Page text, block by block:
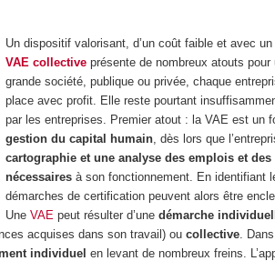
Un dispositif valorisant, d’un coût faible et avec
VAE collective présente de nombreux atouts
grande société, publique ou privée, chaque
place avec profit. Elle reste pourtant
par les entreprises. Premier atout : la VAE est un
gestion du capital humain , dès lors que
cartographie et une analyse des emplois et des
nécessaires à son fonctionnement. En identifiant
démarches de certification peuvent alors être
UneVAEpeut résulter d’unedémarche
acquises dans son travail) oucollective .
individuel en levant de nombreux freins.